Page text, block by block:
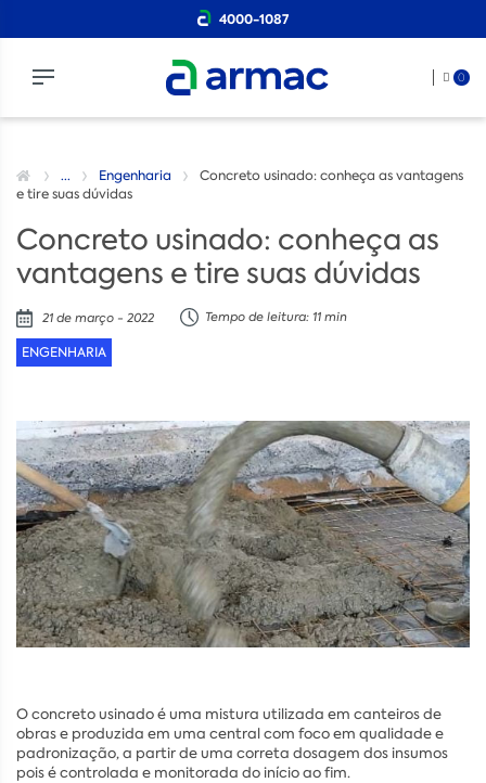
4000-1087
0
... Engenharia
Concreto usinado: conheça as vantagens
e tire suas dúvidas
Concreto usinado: conheça as
vantagens e tire suas dúvidas
21 de março - 2022 Tempo de leitura: 11 min
ENGENHARIA
O concreto usinado é uma mistura utilizada em canteiros de
obras e produzida em uma central com foco em qualidade e
padronização, a partir de uma correta dosagem dos insumos
pois é controlada e monitorada do início ao fim.